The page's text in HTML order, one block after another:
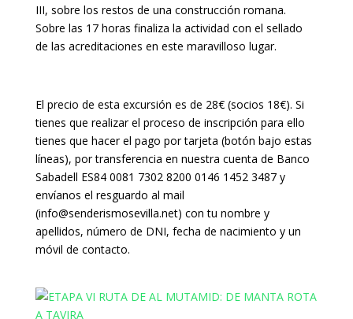
III, sobre los restos de una construcción romana.
Sobre las 17 horas finaliza la actividad con el sellado
de las acreditaciones en este maravilloso lugar.
El precio de esta excursión es de 28€ (socios 18€). Si
tienes que realizar el proceso de inscripción para ello
tienes que hacer el pago por tarjeta (botón bajo estas
líneas), por transferencia en nuestra cuenta de Banco
Sabadell ES84 0081 7302 8200 0146 1452 3487 y
envíanos el resguardo al mail
(info@senderismosevilla.net) con tu nombre y
apellidos, número de DNI, fecha de nacimiento y un
móvil de contacto.